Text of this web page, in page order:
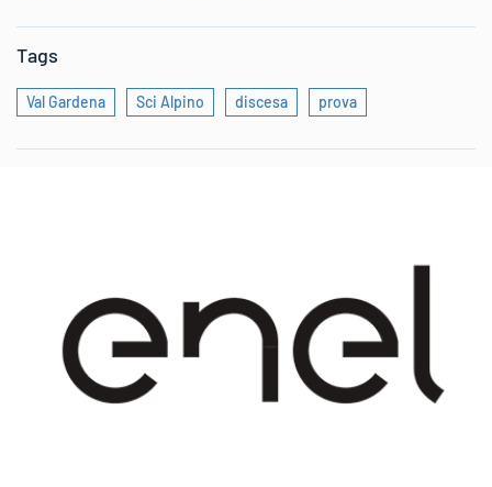
Tags
Val Gardena Sci Alpino discesa prova